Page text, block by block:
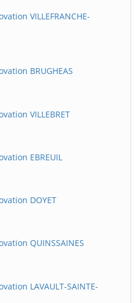
VILLEFRANCHE-
BRUGHEAS
VILLEBRET
EBREUIL
DOYET
QUINSSAINES
LAVAULT-SAINTE-